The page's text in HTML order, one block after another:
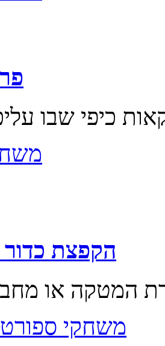
הקפצת כדור
משחקי ספורט